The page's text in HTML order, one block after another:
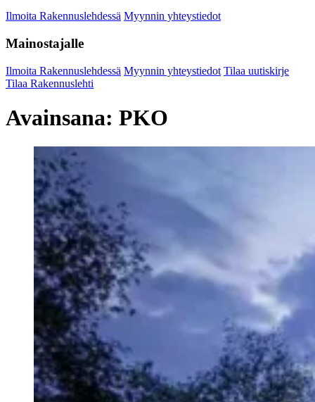
Ilmoita Rakennuslehdessä Myynnin yhteystiedot
Mainostajalle
Ilmoita Rakennuslehdessä Myynnin yhteystiedot Tilaa uutiskirje
Tilaa Rakennuslehti
Avainsana: PKO